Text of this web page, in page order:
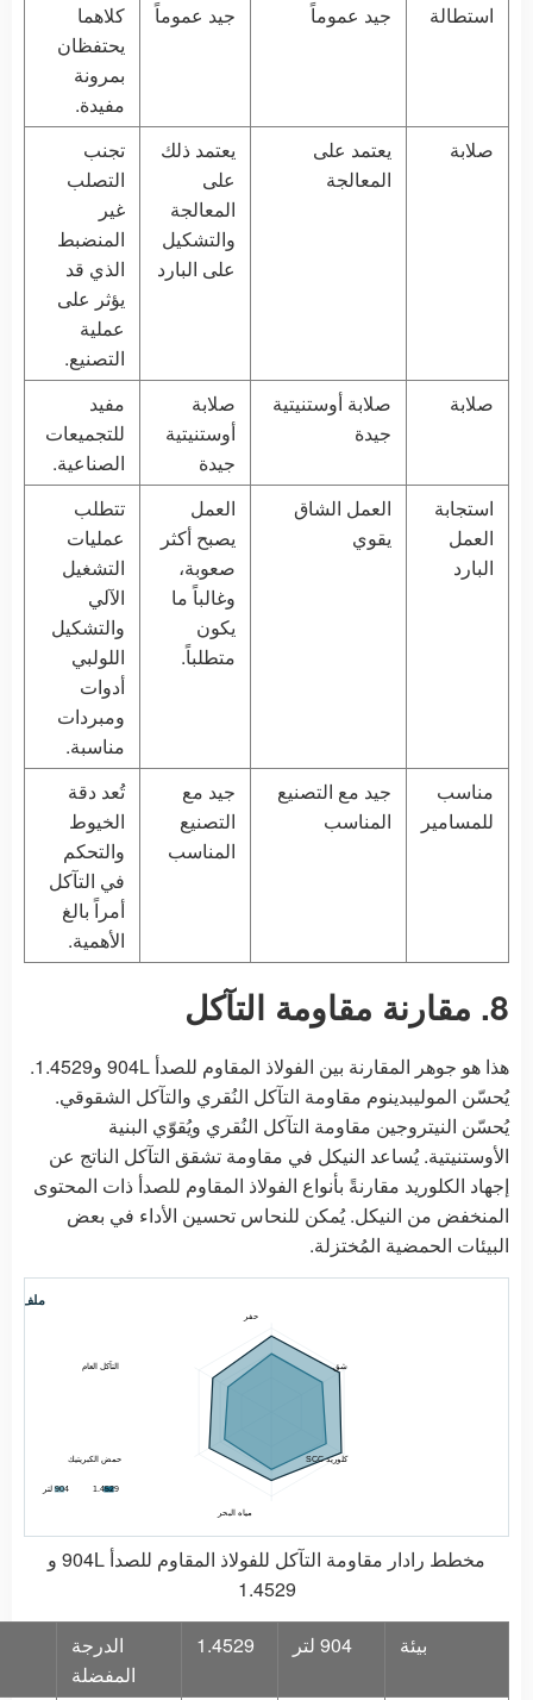
استطالة
جيد عموماً جيد عموماً
كلاهما
يحتفظان
بمرونة
مفيدة.
صلابة
يعتمد على
المعالجة
يعتمد ذلك
على
المعالجة
والتشكيل
على البارد
تجنب
التصلب
غير
المنضبط
الذي قد
يؤثر على
عملية
التصنيع.
صلابة
صلابة أوستنيتية
جيدة
صلابة
أوستنيتية
جيدة
مفيد
للتجميعات
الصناعية.
استجابة
العمل
البارد
العمل الشاق
يقوي
العمل
يصبح أكثر
صعوبة،
وغالباً ما
يكون
متطلباً.
تتطلب
عمليات
التشغيل
الآلي
والتشكيل
اللولبي
أدوات
ومبردات
مناسبة.
مناسب
للمسامير
جيد مع التصنيع
المناسب
جيد مع
التصنيع
المناسب
تُعد دقة
الخيوط
والتحكم
في التآكل
أمراً بالغ
الأهمية.
8. مقارنة مقاومة التآكل
هذا هو جوهر المقارنة بين الفولاذ المقاوم للصدأ 904L و1.4529.
يُحسّن الموليبدينوم مقاومة التآكل النُقري والتآكل الشقوقي.
يُحسّن النيتروجين مقاومة التآكل النُقري ويُقوّي البنية
الأوستنيتية. يُساعد النيكل في مقاومة تشقق التآكل الناتج عن
إجهاد الكلوريد مقارنةً بأنواع الفولاذ المقاوم للصدأ ذات المحتوى
المنخفض من النيكل. يُمكن للنحاس تحسين الأداء في بعض
البيئات الحمضية المُختزلة.
ملف
حفر
شق
كلوريد SCC
مياه البحر
حمض الكبريتيك
التآكل العام
904 لتر 1.4529
مخطط رادار مقاومة التآكل للفولاذ المقاوم للصدأ 904L و
1.4529
بيئة 904 لتر 1.4529
الدرجة
المفضلة